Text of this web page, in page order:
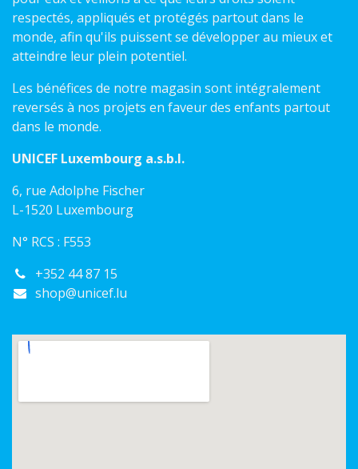
respectés, appliqués et protégés partout dans le
monde, afin qu'ils puissent se développer au mieux et
atteindre leur plein potentiel.
Les bénéfices de notre magasin sont intégralement
reversés à nos projets en faveur des enfants partout
dans le monde.
UNICEF Luxembourg a.s.b.l.
6, rue Adolphe Fischer
L-1520 Luxembourg
N° RCS : F553
+352 44 87 15
shop@unicef.lu